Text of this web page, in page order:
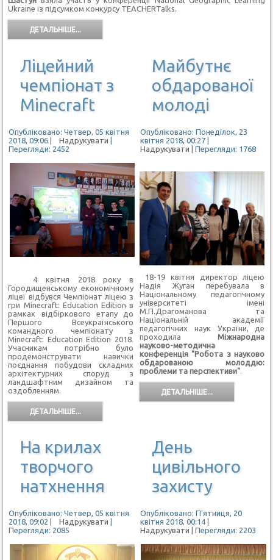
Ukraine із підсумком конкурсу TEACHERTalks.
ДЕТАЛЬНІШЕ...
Ліцейний
чемпіонат з
Minecraft
Опубліковано: Четвер, 05 квітня
2018, 09:06
Надрукувати
Перегляди: 2452
4 квітня 2018 року в
Городищенському економічному
ліцеї відбувся Чемпіонат ліцею з
гри Minecraft: Education Edition в
рамках відбіркового етапу до
Першого Всеукраїнського
командного чемпіонату з
Minecraft: Education Edition 2018.
Учасникам потрібно було
продемонструвати навички
поєднання побудови складних
архітектурних споруд з
ландшафтним дизайном та
оздобленням.
ДЕТАЛЬНІШЕ...
Майбутнє
обдарованої
молоді
Опубліковано: Понеділок, 23
квітня 2018, 00:27|
Надрукувати
| Перегляди: 1768
18-19 квітня директор ліцею
Надія Жуган перебувала в
Національному педагогічному
університеті імені
М.П.Драгоманова та
Національній академії
педагогічних наук України, де
проходилаМіжнародна
науково-методична
конференція "Робота з науково
обдарованою молоддю:
проблеми та перспективи".
ДЕТАЛЬНІШЕ...
На крилах
творчого
натхнення
Опубліковано: Четвер, 05 квітня
2018, 09:02
Надрукувати
Перегляди: 2085
День
цивільного
захисту
Опубліковано: П'ятниця, 20
квітня 2018, 00:14|
Надрукувати
| Перегляди: 2203